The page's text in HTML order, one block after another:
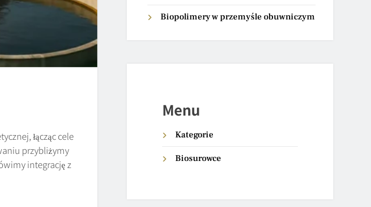
łącząc cele
przybliżymy
integrację z
Biopolimery w przemyśle obuwniczym
Menu
Kategorie
Biosurowce